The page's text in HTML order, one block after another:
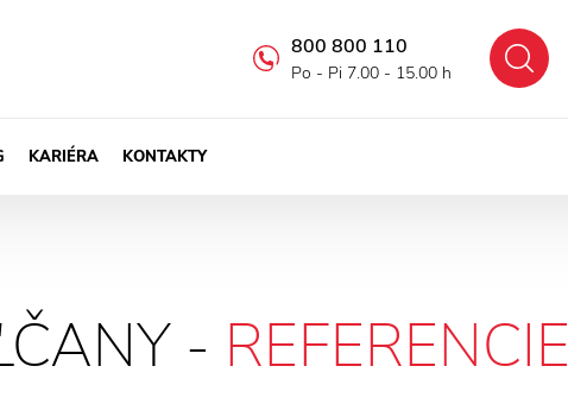
800 800 110
Po - Pi 7.00 - 15.00 h
KARIÉRA KONTAKTY
- REFERENCIE